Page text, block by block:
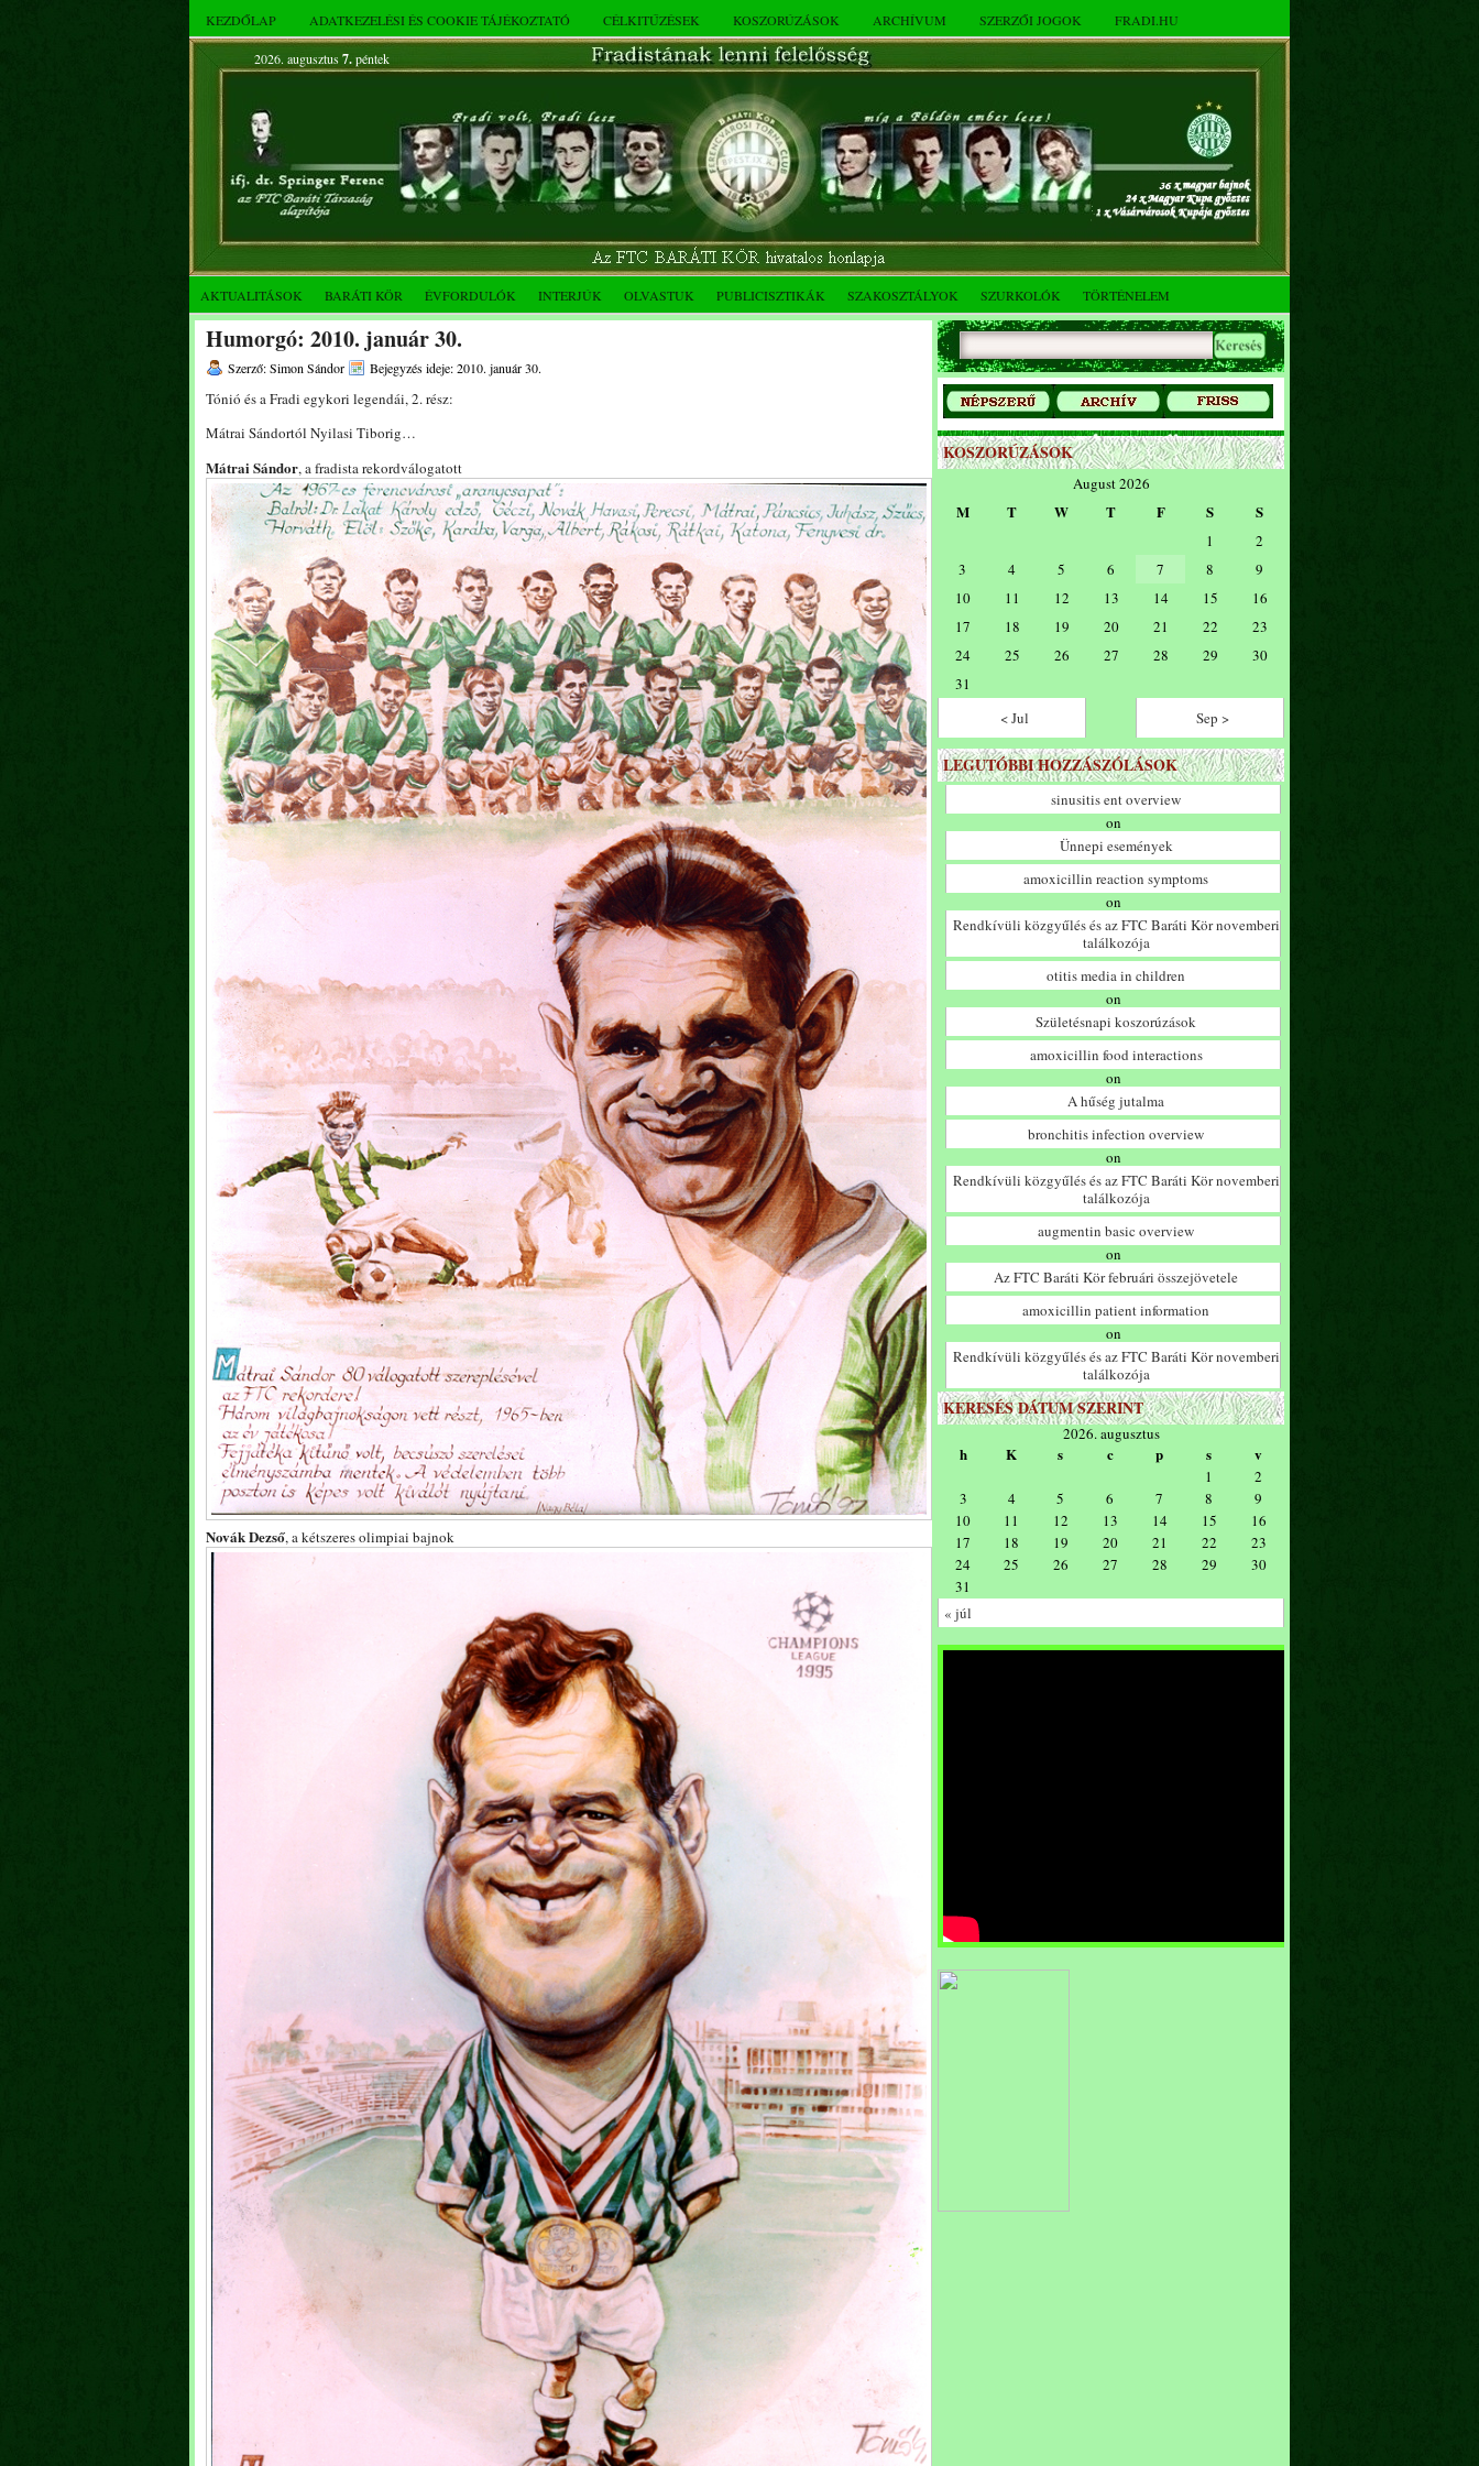
KEZDŐLAP ADATKEZELÉSI ÉS COOKIE TÁJÉKOZTATÓ CÉLKITŰZÉSEK KOSZORÚZÁSOK ARCHÍVUM SZERZŐI JOGOK FRADI.HU
2026. augusztus 7.péntek
AKTUALITÁSOK BARÁTI KÖR ÉVFORDULÓK INTERJÚK OLVASTUK PUBLICISZTIKÁK SZAKOSZTÁLYOK SZURKOLÓK TÖRTÉNELEM
Humorgó: 2010. január 30.
Szerző: Simon Sándor Bejegyzés ideje: 2010. január 30.
Tónió és a Fradi egykori legendái, 2. rész:
Mátrai Sándortól Nyilasi Tiborig…
Mátrai Sándor, a fradista rekordválogatott
Novák Dezső, a kétszeres olimpiai bajnok
KOSZORÚZÁSOK
August 2026
M T W T F S S
1
2
3
4 5 6 7 8
9
10
11 12 13 14 15
16
17
18 19 20 21 22
23
24
25 26 27 28 29
30
31
< Jul
Sep >
LEGUTÓBBI HOZZÁSZÓLÁSOK
sinusitis ent overview
on
Ünnepi események
amoxicillin reaction symptoms
on
Rendkívüli közgyűlés és az FTC Baráti Kör novemberi
találkozója
otitis media in children
on
Születésnapi koszorúzások
amoxicillin food interactions
on
A hűség jutalma
bronchitis infection overview
on
Rendkívüli közgyűlés és az FTC Baráti Kör novemberi
találkozója
augmentin basic overview
on
Az FTC Baráti Kör februári összejövetele
amoxicillin patient information
on
Rendkívüli közgyűlés és az FTC Baráti Kör novemberi
találkozója
KERESÉS DÁTUM SZERINT
2026. augusztus
h K s c p s v
1
2
3
4 5 6 7 8
9
10
11 12 13 14 15
16
17
18 19 20 21 22
23
24
25 26 27 28 29
30
31
« júl